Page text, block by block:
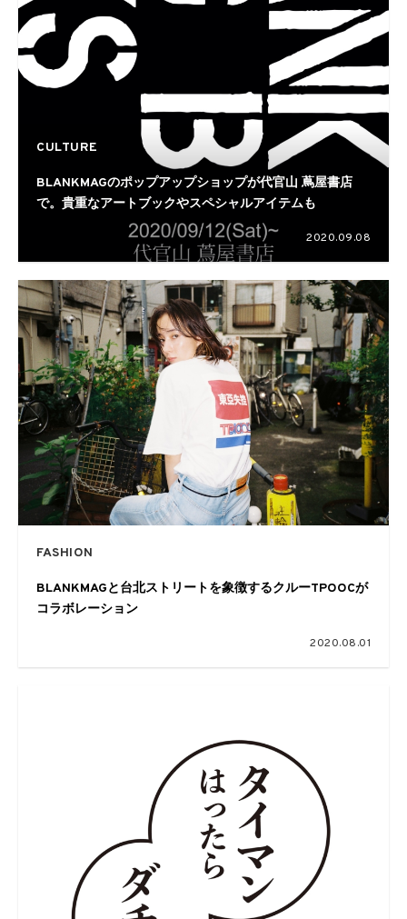
CULTURE
BLANKMAGのポップアップショップが代官山 蔦屋書店
で。貴重なアートブックやスペシャルアイテムも
2020.09.08
FASHION
BLANKMAGと台北ストリートを象徴するクルーTPOOCが
コラボレーション
2020.08.01